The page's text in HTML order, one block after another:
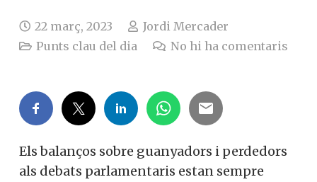
22 març, 2023
Jordi Mercader
Punts clau del dia
No hi ha comentaris
Els balanços sobre guanyadors i perdedors
als debats parlamentaris estan sempre